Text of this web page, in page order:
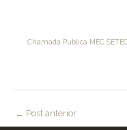
Chamada Publica MEC
← Post anterior